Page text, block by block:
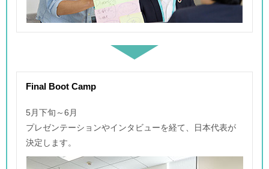
Final Boot Camp
5月下旬～6月
プレゼンテーションやインタビューを経て、日本代表が
決定します。